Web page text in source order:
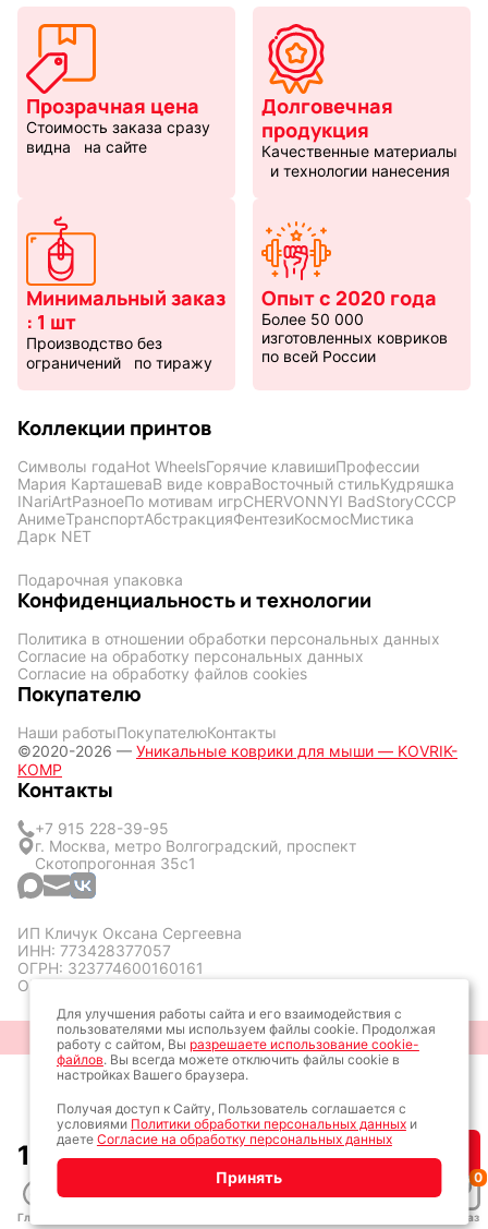
1 500₽ Купить
Главная
0
Заказ
Прозрачная цена
Стоимость заказа сразу
видна на сайте
Долговечная
продукция
Качественные материалы
и технологии нанесения
Минимальный заказ
: 1 шт
Производство без
ограничений по тиражу
Опыт с 2020 года
Более 50 000
изготовленных ковриков
по всей России
Коллекции принтов
Символы годаHot WheelsГорячие клавишиПрофессии
Мария КарташеваВ виде ковраВосточный стильКудряшка
INariArtРазноеПо мотивам игрCHERVONNYI BadStoryСССР
АнимеТранспортАбстракцияФентезиКосмосМистика
Дарк NET
Подарочная упаковка
Конфиденциальность и технологии
Политика в отношении обработки персональных данных
Согласие на обработку персональных данных
Согласие на обработку файлов cookies
Покупателю
Наши работыПокупателюКонтакты
©2020-2026 — Уникальные коврики для мыши — KOVRIK-
KOMP
Контакты
+7 915 228-39-95
г. Москва, метро Волгоградский, проспект
Скотопрогонная 35с1
ИП Кличук Оксана Сергеевна
ИНН: 773428377057
ОГРН: 323774600160161
ОКТМО: 45387000
Разработка сайта: Алексей Колпаков
Для улучшения работы сайта и его взаимодействия с
пользователями мы используем файлы cookie. Продолжая
работу с сайтом, Вы разрешаете использование cookie-
файлов. Вы всегда можете отключить файлы cookie в
настройках Вашего браузера.
Получая доступ к Сайту, Пользователь соглашается с
условиями Политики обработки персональных данныхи
даете Согласие на обработку персональных данных
Принять